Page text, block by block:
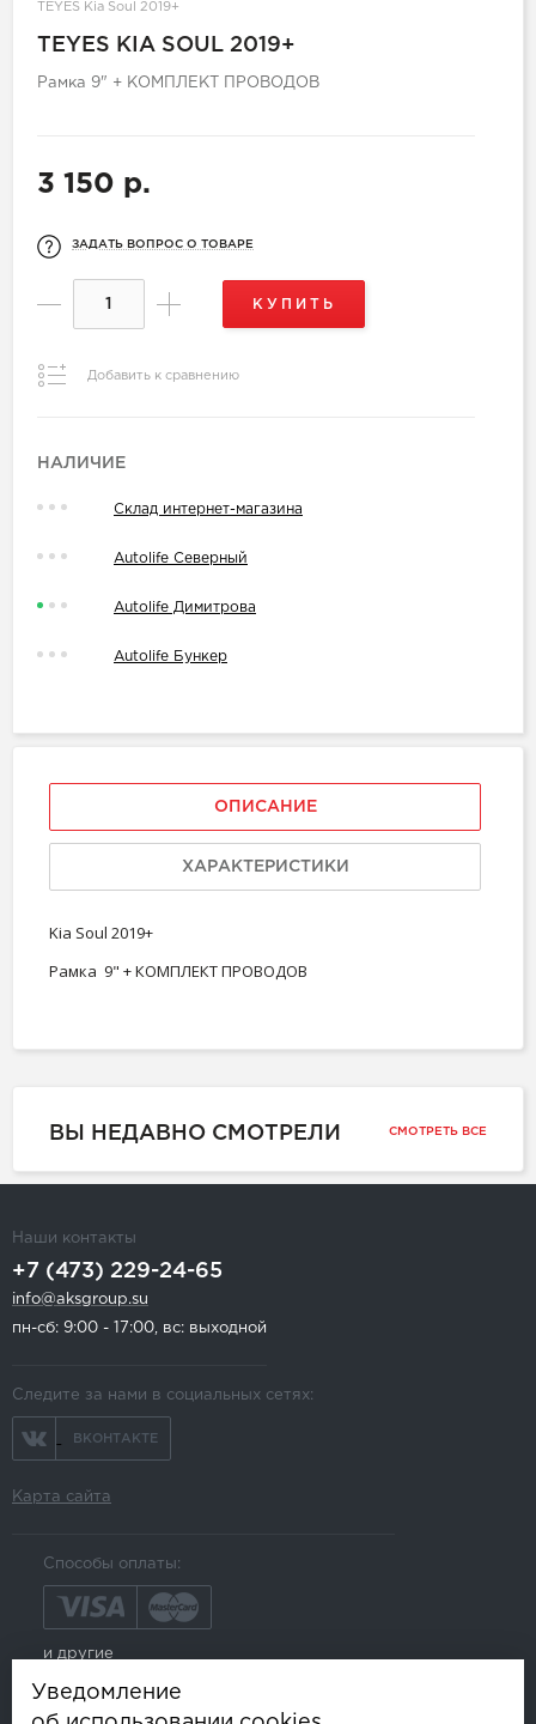
TEYES Kia Soul 2019+
TEYES KIA SOUL 2019+
Рамка 9" + КОМПЛЕКТ ПРОВОДОВ
3 150 р.
ЗАДАТЬ ВОПРОС О ТОВАРЕ
КУПИТЬ
Добавить к сравнению
НАЛИЧИЕ
Склад интернет-магазина
Autolife Северный
Autolife Димитрова
Autolife Бункер
ОПИСАНИЕ
ХАРАКТЕРИСТИКИ
Kia Soul 2019+
Рамка 9" + КОМПЛЕКТ ПРОВОДОВ
ВЫ НЕДАВНО СМОТРЕЛИ СМОТРЕТЬ ВСЕ
Наши контакты
+7 (473) 229-24-65
info@aksgroup.su
пн-сб: 9:00 - 17:00, вс: выходной
Следите за нами в социальных сетях:
ВКОНТАКТЕ
Карта сайта
Способы оплаты:
и другие
Уведомление